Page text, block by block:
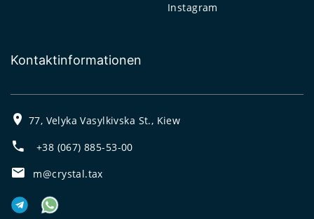
Instagram
Kontaktinformationen
77, Velyka Vasylkivska St., Kiew
+38 (067) 885-53-00
m@crystal.tax